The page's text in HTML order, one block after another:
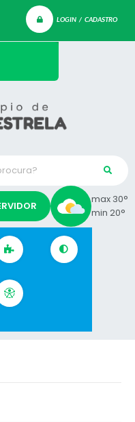
LOGIN / CADASTRO
max 30°
min 20°